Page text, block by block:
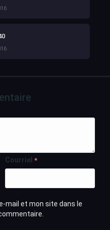
Courriel *
mail et mon site dans le